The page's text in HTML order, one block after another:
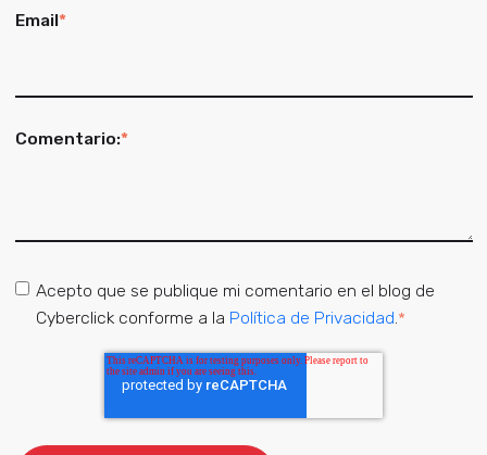
Email*
Comentario:*
Acepto que se publique mi comentario en el blog de
Cyberclick conforme a la Política de Privacidad.*